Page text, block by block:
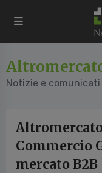
Notizie e comunicati
Commercio
mercato B2B